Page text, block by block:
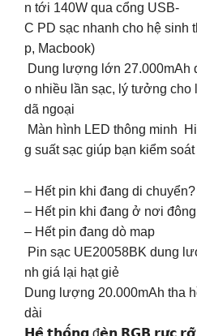
n tới 140W qua cổng USB-
C PD sạc nhanh cho hệ sinh
p, Macbook)
Dung lượng lớn
o nhiều lần sạc, lý tưởng cho
dã ngoại
Màn hình LED thông minh
g suất sạc giúp bạn kiểm
– Hết pin khi đang di chuyển?
– Hết pin khi đang ở nơi
– Hết pin đang dò map
Pin sạc UE20058BK dung
nh giá lại hạt giẻ
Dung lượng 20.000mAh tha
dài
𝗛𝗲̣̂ 𝘁𝗵𝗼̂́𝗻𝗴 đ𝗲̀𝗻 𝗥𝗚𝗕 𝗿𝘂̛̣𝗰